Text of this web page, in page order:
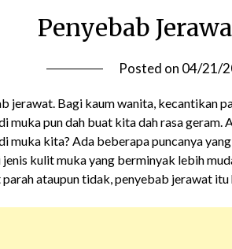
Penyebab
Posted on 04/21/
jerawat. Bagi kaum wanita, kecantikan
muka pun dah buat kita dah rasa
muka kita? Ada beberapa puncanya
kulit muka yang berminyak lebih
ataupun tidak, penyebab jerawat itu